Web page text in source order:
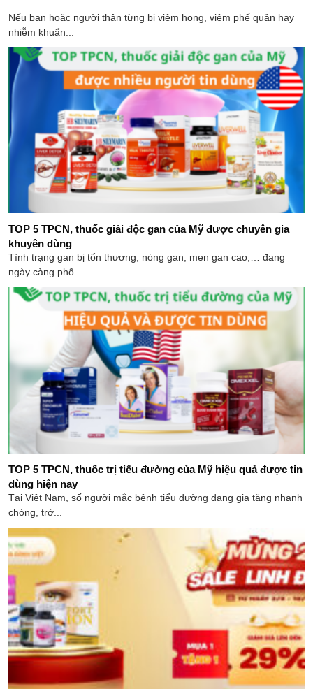
Nếu bạn hoặc người thân từng bị viêm họng, viêm phế quản hay
nhiễm khuẩn...
TOP 5 TPCN, thuốc giải độc gan của Mỹ​ được chuyên gia
khuyên dùng
Tình trạng gan bị tổn thương, nóng gan, men gan cao,… đang
ngày càng phổ...
TOP 5 TPCN, thuốc trị tiểu đường của Mỹ hiệu quả được tin
dùng hiện nay
Tại Việt Nam, số người mắc bệnh tiểu đường đang gia tăng nhanh
chóng, trở...